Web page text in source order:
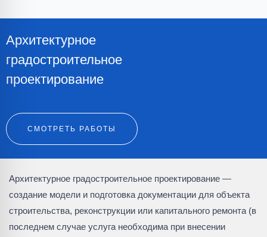
Архитектурное
градостроительное
проектирование
СМОТРЕТЬ РАБОТЫ
Архитектурное градостроительное проектирование —
создание модели и подготовка документации для объекта
строительства, реконструкции или капитального ремонта (в
последнем случае услуга необходима при внесении